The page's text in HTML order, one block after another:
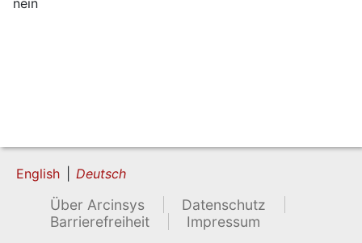
English Deutsch
Über Arcinsys
Datenschutz
Barrierefreiheit
Impressum